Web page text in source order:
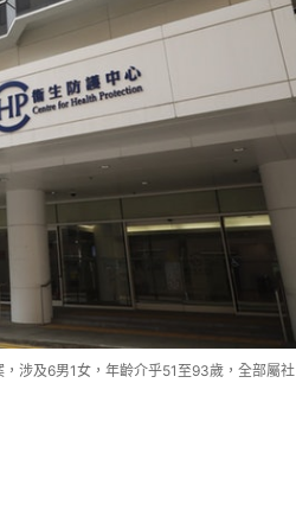
涉及6男1女，年齡介乎51至93歲，全部屬社